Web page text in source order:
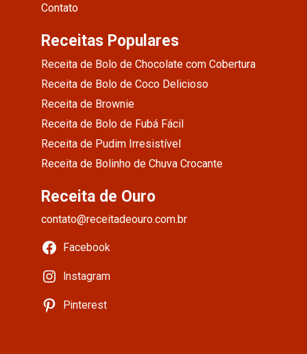
Contato
Receitas Populares
Receita de Bolo de Chocolate com Cobertura
Receita de Bolo de Coco Delicioso
Receita de Brownie
Receita de Bolo de Fubá Fácil
Receita de Pudim Irresistível
Receita de Bolinho de Chuva Crocante
Receita de Ouro
contato@receitadeouro.com.br
Facebook
Instagram
Pinterest